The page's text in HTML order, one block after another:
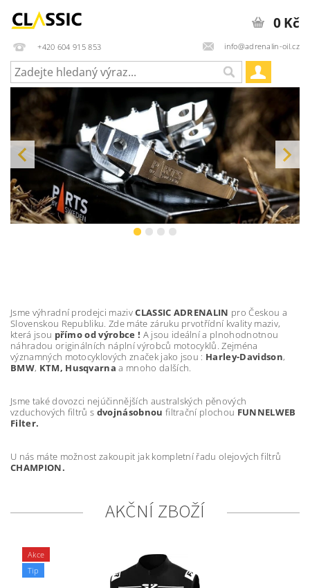
+420 604 915 853 info@adrenalin-oil.cz
0 Kč
Jsme výhradní prodejci mazivCLASSIC ADRENALIN pro Českou a
Slovenskou Republiku. Zde máte záruku prvotřídní kvality maziv,
která jsou přímo od výrobce ! A jsou ideální a plnohodnotnou
náhradou originálních náplní výrobců motocyklů. Zejména
významných motocyklových značek jako jsou : Harley-Davidson,
BMW, KTM, Husqvarnaa mnoho dalších.
Jsme také dovozci nejúčinnějších australských pěnových
vzduchových filtrů s dvojnásobnou filtrační plochou FUNNELWEB
Filter.
U nás máte možnost zakoupit jak kompletní řadu olejových filtrů
CHAMPION.
AKČNÍ ZBOŽÍ
Akce
Tip